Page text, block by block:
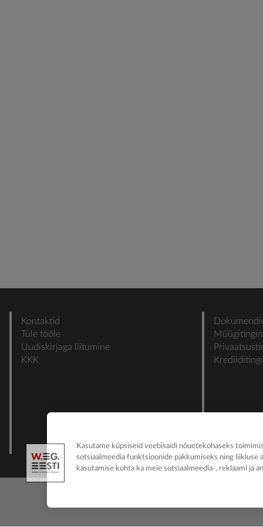
Kontaktid
Tule tööle
Uudiskirjaga liitumine
KKK
Kasutame küpsiseid veebisaidi nõuetekohaseks
sotsiaalmeedia funktsioonide pakkumiseks ning liikluse
kasutamise kohta ka meie sotsiaalmeedia-, reklaami ja